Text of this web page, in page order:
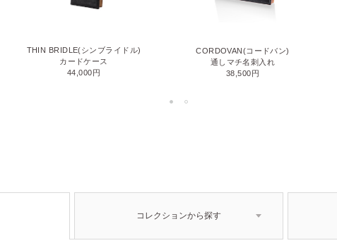
THIN BRIDLE(シンブライドル)
カードケース
44,000円
CORDOVAN(コードバン)
通しマチ名刺入れ
38,500円
コレクションから探す